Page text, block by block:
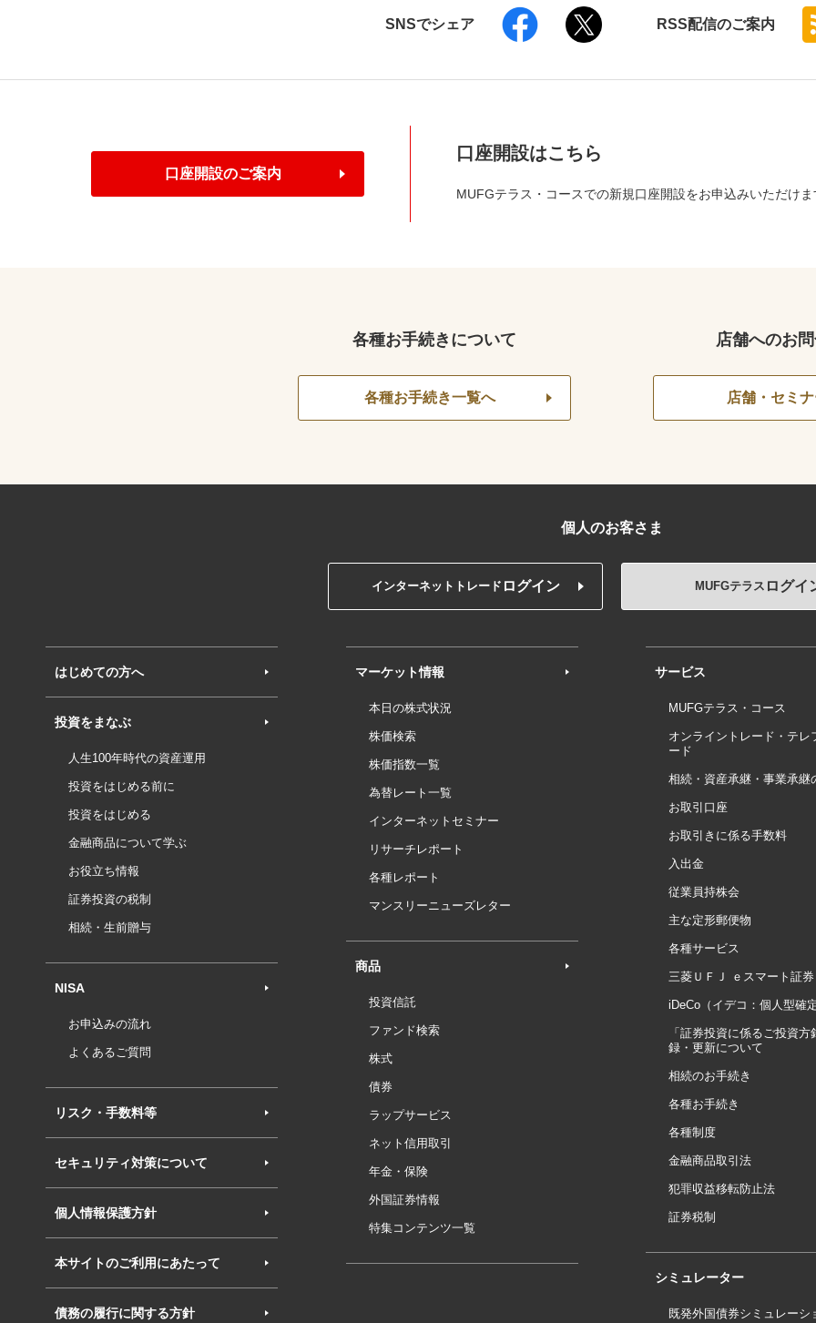
SNSでシェア RSS配信のご案内
口座開設のご案内
口座開設はこちら
MUFGテラス・コースでの新規口座開設をお申込みいただけま
各種お手続きについて
各種お手続き一覧へ
店舗へのお
店舗・セミ
個人のお客さま
インターネットトレード ログイン MUFGテラス ログイ
はじめての方へ
投資をまなぶ
人生100年時代の資産運用
投資をはじめる前に
投資をはじめる
金融商品について学ぶ
お役立ち情報
証券投資の税制
相続・生前贈与
NISA
お申込みの流れ
よくあるご質問
リスク・手数料等
セキュリティ対策について
個人情報保護方針
本サイトのご利用にあたって
債務の履行に関する方針
マーケット情報
本日の株式状況
株価検索
株価指数一覧
為替レート一覧
インターネットセミナー
リサーチレポート
各種レポート
マンスリーニューズレター
商品
投資信託
ファンド検索
株式
債券
ラップサービス
ネット信用取引
年金・保険
外国証券情報
特集コンテンツ一覧
サービス
MUFGテラス・コース
オンライントレード・テレ
ード
相続・資産承継・事業承継
お取引口座
お取引きに係る手数料
入出金
従業員持株会
主な定形郵便物
各種サービス
三菱ＵＦＪ ｅスマート証券
iDeCo（イデコ：個人型確
「証券投資に係るご投資方
録・更新について
相続のお手続き
各種お手続き
各種制度
金融商品取引法
犯罪収益移転防止法
証券税制
シミュレーター
既発外国債券シミュレーシ